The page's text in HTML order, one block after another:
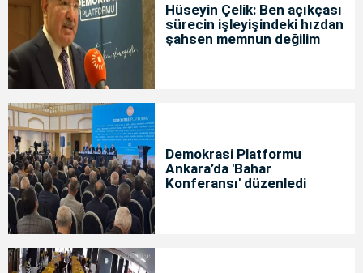
Hüseyin Çelik: Ben açıkçası
sürecin işleyişindeki hızdan
şahsen memnun değilim
Demokrasi Platformu
Ankara’da 'Bahar
Konferansı' düzenledi